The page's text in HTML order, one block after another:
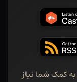
کمک شما نیاز